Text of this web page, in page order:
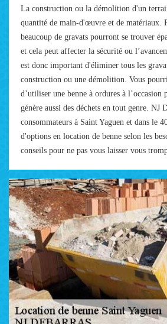
La construction ou la démolition d'un
quantité de main-d'œuvre et de matériaux.
beaucoup de gravats pourront se trouver
et cela peut affecter la sécurité ou
est donc important d'éliminer tous les
construction ou une démolition. Vous
d’utiliser une benne à ordures à l’occasion
génère aussi des déchets en tout genre.
consommateurs à Saint Yaguen et dans le
d'options en location de benne selon les
conseils pour ne pas vous laisser vous